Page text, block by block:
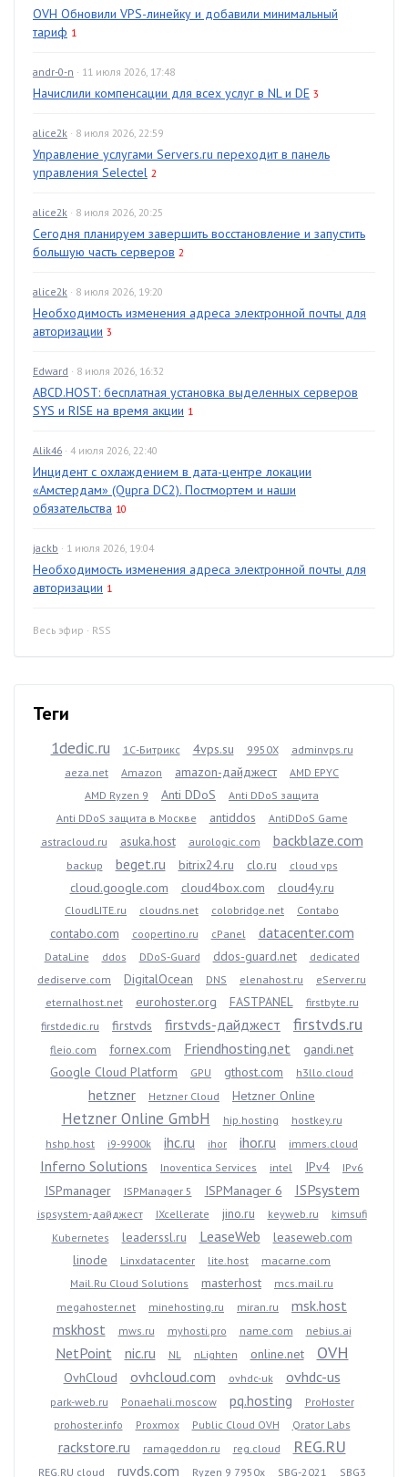
OVH Обновили VPS-линейку и добавили минимальный
тариф 1
andr-0-n · 11 июля 2026, 17:48
Начислили компенсации для всех услуг в NL и DE 3
alice2k · 8 июля 2026, 22:59
Управление услугами Servers.ru переходит в панель
управления Selectel 2
alice2k · 8 июля 2026, 20:25
Сегодня планируем завершить восстановление и запустить
большую часть серверов 2
alice2k · 8 июля 2026, 19:20
Необходимость изменения адреса электронной почты для
авторизации 3
Edward · 8 июля 2026, 16:32
ABCD.HOST: бесплатная установка выделенных серверов
SYS и RISE на время акции 1
Alik46 · 4 июля 2026, 22:40
Инцидент с охлаждением в дата-центре локации
«Амстердам» (Qupra DC2). Постмортем и наши
обязательства 10
jackb · 1 июля 2026, 19:04
Необходимость изменения адреса электронной почты для
авторизации 1
Весь эфир · RSS
Теги
1dedic.ru 1С-Битрикс 4vps.su 9950X
adminvps.ru
aeza.net
Amazon amazon-дайджест
AMD EPYC
AMD Ryzen 9
Anti DDoS
Anti DDoS защита
Anti DDoS защита в Москве
antiddos
AntiDDoS Game
astracloud.ru
asuka.host aurologic.com backblaze.com
backup beget.ru bitrix24.ru clo.ru cloud vps
cloud.google.com cloud4box.com cloud4y.ru
CloudLITE.ru cloudns.net colobridge.net Contabo
contabo.com coopertino.ru cPanel datacenter.com
DataLine ddos DDoS-Guard ddos-guard.net
dedicated
dediserve.com
DigitalOcean DNS elenahost.ru
eServer.ru
eternalhost.net
eurohoster.org FASTPANEL
firstbyte.ru
firstdedic.ru
firstvds firstvds-дайджест firstvds.ru
fleio.com fornex.com Friendhosting.net
gandi.net
Google Cloud Platform
GPU gthost.com h3llo.cloud
hetzner Hetzner Cloud Hetzner Online
Hetzner Online GmbH hip.hosting
hostkey.ru
hshp.host
i9-9900k ihc.ru ihor ihor.ru immers.cloud
Inferno Solutions Inoventica Services intel IPv4 IPv6
ISPmanager ISPManager 5 ISPManager 6 ISPsystem
ispsystem-дайджест IXcellerate jino.ru keyweb.ru
kimsufi
Kubernetes
leaderssl.ru LeaseWeb
leaseweb.com
linode
Linxdatacenter lite.host
macarne.com
Mail.Ru Cloud Solutions
masterhost
mcs.mail.ru
megahoster.net
minehosting.ru miran.ru
msk.host
mskhost
mws.ru myhosti.pro name.com nebius.ai
NetPoint nic.ru NL nLighten online.net OVH
OvhCloud ovhcloud.com ovhdc-uk ovhdc-us
park-web.ru Ponaehali.moscow pq.hosting
ProHoster
prohoster.info
Proxmox Public Cloud OVH Qrator Labs
rackstore.ru ramageddon.ru reg.cloud REG.RU
REG.RU cloud ruvds.com Ryzen 9 7950x SBG-2021 SBG3